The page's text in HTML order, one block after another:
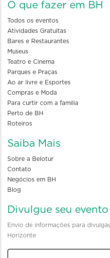
O que fazer em BH
Todos os eventos
Atividades Gratuitas
Bares e Restaurantes
Museus
Teatro e Cinema
Parques e Praças
Ao ar livre e Esportes
Compras e Moda
Para curtir com a familia
Perto de BH
Roteiros
Saiba Mais
Sobre a Belotur
Contato
Negócios em BH
Blog
Divulgue seu evento
Envio de informações para
Horizonte